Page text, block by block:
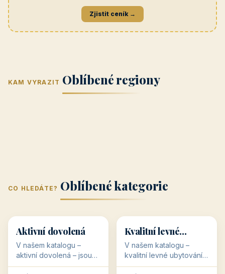
Zjistit ceník →
KAM VYRAZIT Oblíbené regiony
(Jihomoravský
kraj)
kraj)
Zlínský kraj Žilinský
Karlovarský
Střední Čechy
(Středočeský
CO HLEDÁTE? Oblíbené kategorie
🥾 36 objektů
Aktivní dovolená
V našem katalogu –
aktivní dovolená – jsou
pro Vás připraveny
💰
💰
34 objektů
Kvalitní levné
ubytování
V našem katalogu –
kvalitní levné ubytování –
jsou pro Vás připraveny